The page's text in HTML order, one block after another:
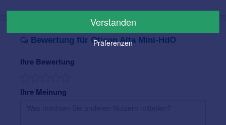
Bewertung für Oticon Alta Mini-HdO
Ihre Bewertung
Ihre Meinung
Verstanden
Präferenzen